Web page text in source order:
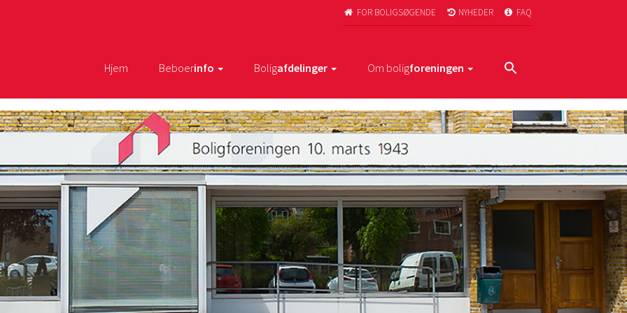
 FOR BOLIGSØGENDE  NYHEDER  FAQ
Hjem Beboerinfo Boligafdelinger Om boligforeningen